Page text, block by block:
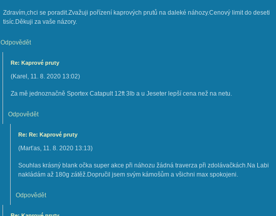
Zdravím,chci se poradit.Zvažuji pořízení kaprových prutů na daleké náhozy.Cenový limit do deseti
tisíc.Děkuji za vaše názory.
Odpovědět
Re: Kaprové pruty
(Karel , 11. 8. 2020 13:02)
Za mě jednoznačně Sportex Catapult 12ft 3lb a u Jeseter lepší cena než na netu.
Odpovědět
Re: Re: Kaprové pruty
(Marťas, 11. 8. 2020 13:13)
Souhlas krásný blank očka super akce při náhozu žádná traverza při zdolávačkách.Na Labi
nakládám až 180g zátěž.Dopručil jsem svým kámošům a všichni max spokojeni.
Odpovědět